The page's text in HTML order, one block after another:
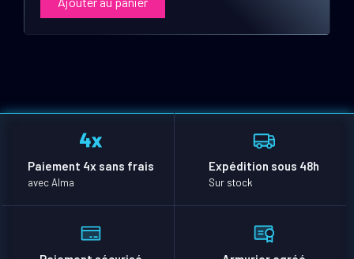
Paiement 4x sans frais
avec Alma
Expédition sous 48h
Sur stock